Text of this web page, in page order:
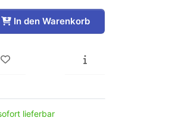
In den Warenkorb
lieferbar